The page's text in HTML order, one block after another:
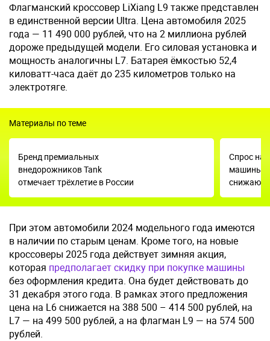
Флагманский кроссовер LiXiang L9 также представлен
в единственной версии Ultra. Цена автомобиля 2025
года — 11 490 000 рублей, что на 2 миллиона рублей
дороже предыдущей модели. Его силовая установка и
мощность аналогичны L7. Батарея ёмкостью 52,4
киловатт-часа даёт до 235 километров только на
электротяге.
Материалы по теме
Бренд премиальных
внедорожников Tank
отмечает трёхлетие в России
Спрос на
машины
При этом автомобили 2024 модельного года имеются
в наличии по старым ценам. Кроме того, на новые
кроссоверы 2025 года действует зимняя акция,
которая предполагает скидку при покупке машины
без оформления кредита. Она будет действовать до
31 декабря этого года. В рамках этого предложения
цена на L6 снижается на 388 500 – 414 500 рублей, на
L7 — на 499 500 рублей, а на флагман L9 — на 574 500
рублей.